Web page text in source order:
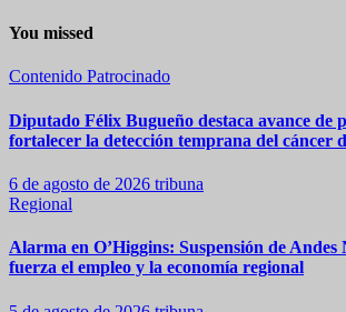
You missed
Contenido Patrocinado
Diputado Félix Bugueño destaca avance de
fortalecer la detección temprana del cáncer
6 de agosto de 2026 tribuna
Regional
Alarma en O’Higgins: Suspensión de Andes
fuerza el empleo y la economía regional